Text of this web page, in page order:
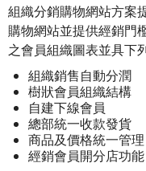
組織分銷購物網站方案
購物網站並提供經銷門
之會員組織圖表並具下
組織銷售自動分潤
樹狀會員組織結構
自建下線會員
總部統一收款發貨
商品及價格統一管理
經銷會員開分店功能